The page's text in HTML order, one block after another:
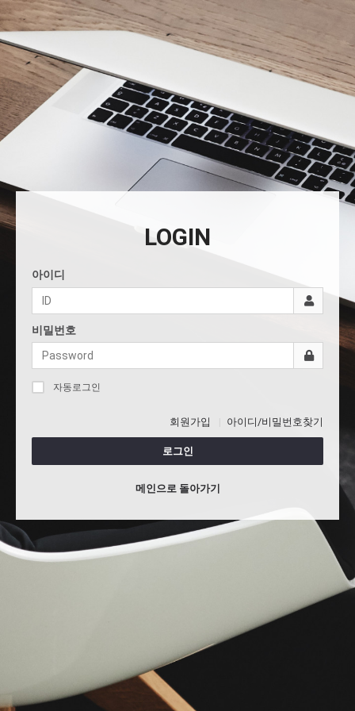
LOGIN
아이디
비밀번호
자동로그인
회원가입 아이디/비밀번호찾기
로그인
메인으로 돌아가기